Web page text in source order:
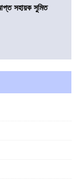
সহায়ক সুমিত